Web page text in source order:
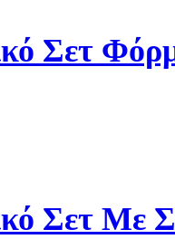
Σετ
Σετ Με